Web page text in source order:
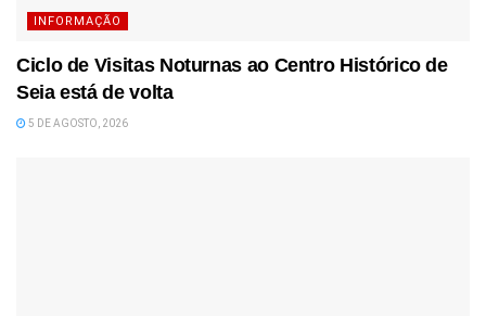
INFORMAÇÃO
Ciclo de Visitas Noturnas ao Centro Histórico de
Seia está de volta
5 DE AGOSTO, 2026